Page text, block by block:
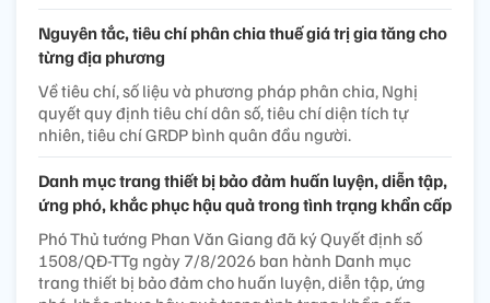
Nguyên tắc, tiêu chí phân chia thuế giá trị gia tăng cho
từng địa phương
Về tiêu chí, số liệu và phương pháp phân chia, Nghị
quyết quy định tiêu chí dân số, tiêu chí diện tích tự
nhiên, tiêu chí GRDP bình quân đầu người.
Danh mục trang thiết bị bảo đảm huấn luyện, diễn tập,
ứng phó, khắc phục hậu quả trong tình trạng khẩn cấp
Phó Thủ tướng Phan Văn Giang đã ký Quyết định số
1508/QĐ-TTg ngày 7/8/2026 ban hành Danh mục
trang thiết bị bảo đảm cho huấn luyện, diễn tập, ứng